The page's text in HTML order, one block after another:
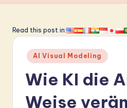
li
A
Read this post in:
Posted
in
AI Visual Modeling
Wie KI die
Weise